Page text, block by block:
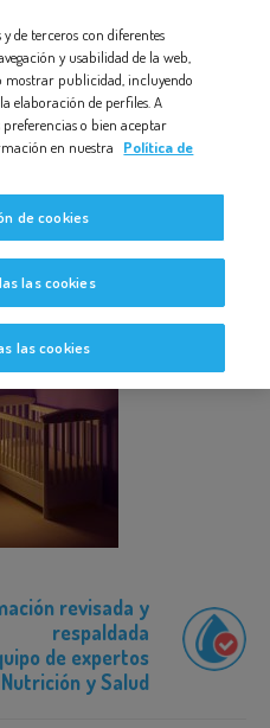
revisada y
respaldada
de expertos
y Salud
de terceros con diferentes
y usabilidad de la web,
mostrar publicidad, incluyendo
elaboración de perfiles. A
o bien aceptar
en nuestra
Política de
de cookies
las cookies
las cookies